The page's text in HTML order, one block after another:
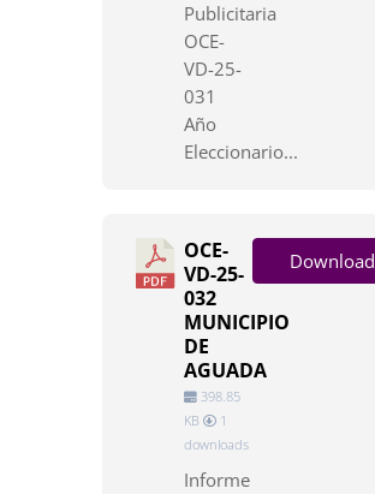
Publicitaria
OCE-
VD-25-
031
Año
Eleccionario...
OCE-
VD-25-
032
MUNICIPIO
DE
AGUADA
398.85
KB
1
downloads
Informe
Download